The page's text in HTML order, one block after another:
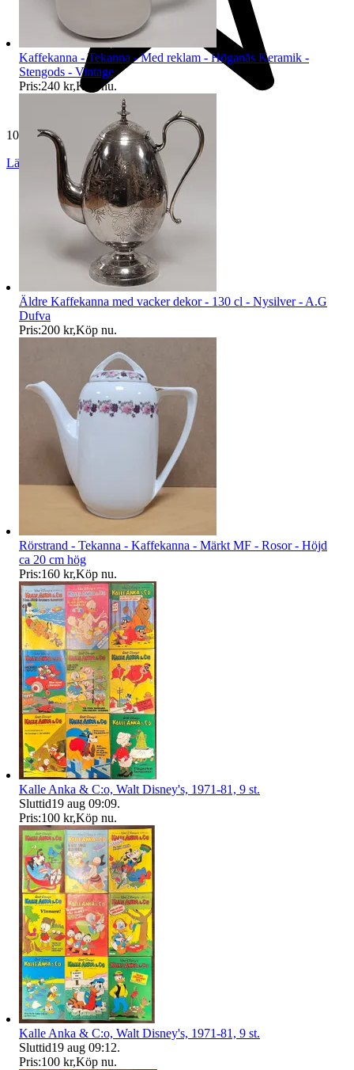
10 605 omdömen
Läs omdömen Följ
Kaffekanna - Tekanna - Med reklam - Höganäs Keramik -
Stengods - Vintage
Pris:240 kr,Köp nu.
Äldre Kaffekanna med vacker dekor - 130 cl - Nysilver - A.G
Dufva
Pris:200 kr,Köp nu.
Rörstrand - Tekanna - Kaffekanna - Märkt MF - Rosor - Höjd
ca 20 cm hög
Pris:160 kr,Köp nu.
Kalle Anka & C:o, Walt Disney's, 1971-81, 9 st.
Sluttid19 aug 09:09.
Pris:100 kr,Köp nu.
Kalle Anka & C:o, Walt Disney's, 1971-81, 9 st.
Sluttid19 aug 09:12.
Pris:100 kr,Köp nu.